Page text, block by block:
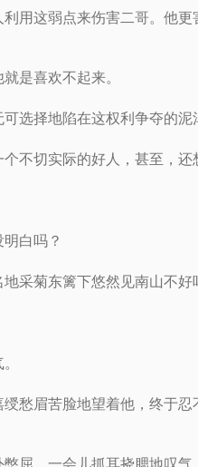
用这弱点来伤害二哥。他
是喜欢不起来。
选择地陷在这权利争夺的
不切实际的好人，甚至，还
白吗？
采菊东篱下悠然见南山不好
愁眉苦脸地望着他，终于
屈，一会儿抓耳挠腮地叹